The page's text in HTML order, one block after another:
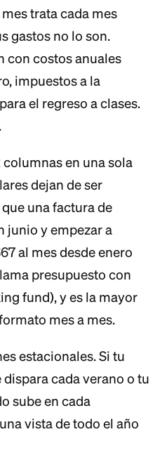
trata cada mes
gastos no lo son.
con costos anuales
impuestos a la
el regreso a clases.
en una sola
dejan de ser
una factura de
junio y empezar a
al mes desde enero
presupuesto con
fund), y es la mayor
mes a mes.
estacionales. Si tu
cada verano o tu
sube en cada
vista de todo el año